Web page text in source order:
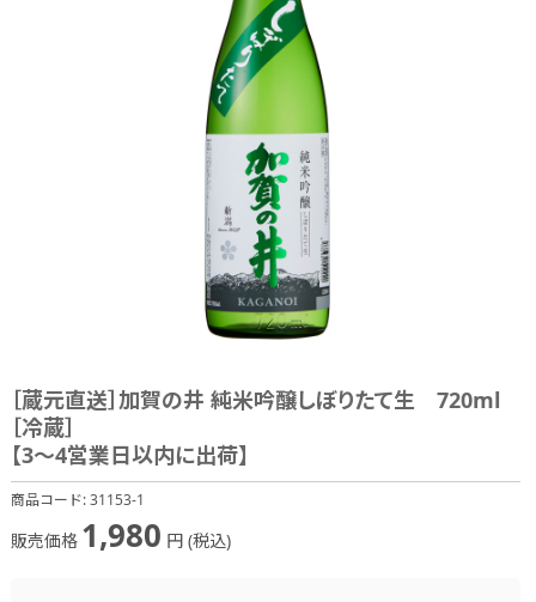
［蔵元直送］加賀の井 純米吟醸しぼりたて生 720ml
［冷蔵］
【3～4営業日以内に出荷】
商品コード:31153-1
販売価格 1,980 円 (税込)